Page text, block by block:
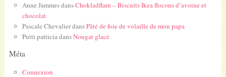
Anne JammesdansChokladflarn – Biscuits Ikea flocons d’avoine et
chocolat
Pascale ChevalierdansPâté de foie de volaille de mon papa
Putti patticiadansNougat glacé
Méta
Connexion